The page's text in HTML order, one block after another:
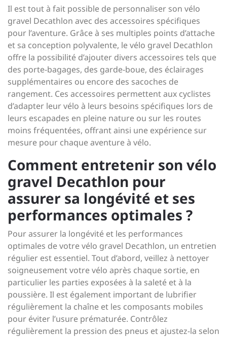
Il est tout à fait possible de personnaliser son vélo
gravel Decathlon avec des accessoires spécifiques
pour l’aventure. Grâce à ses multiples points d’attache
et sa conception polyvalente, le vélo gravel Decathlon
offre la possibilité d’ajouter divers accessoires tels que
des porte-bagages, des garde-boue, des éclairages
supplémentaires ou encore des sacoches de
rangement. Ces accessoires permettent aux cyclistes
d’adapter leur vélo à leurs besoins spécifiques lors de
leurs escapades en pleine nature ou sur les routes
moins fréquentées, offrant ainsi une expérience sur
mesure pour chaque aventure à vélo.
Comment entretenir son vélo
gravel Decathlon pour
assurer sa longévité et ses
performances optimales ?
Pour assurer la longévité et les performances
optimales de votre vélo gravel Decathlon, un entretien
régulier est essentiel. Tout d’abord, veillez à nettoyer
soigneusement votre vélo après chaque sortie, en
particulier les parties exposées à la saleté et à la
poussière. Il est également important de lubrifier
régulièrement la chaîne et les composants mobiles
pour éviter l’usure prématurée. Contrôlez
régulièrement la pression des pneus et ajustez-la selon